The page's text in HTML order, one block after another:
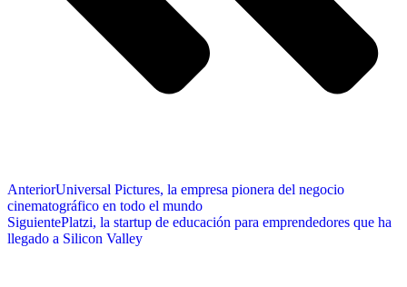
AnteriorUniversal Pictures, la empresa pionera del negocio
cinematográfico en todo el mundo
SiguientePlatzi, la startup de educación para emprendedores que ha
llegado a Silicon Valley